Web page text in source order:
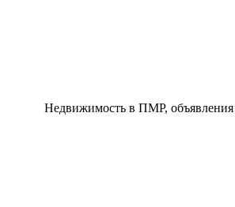
Недвижимость в ПМР, объявления